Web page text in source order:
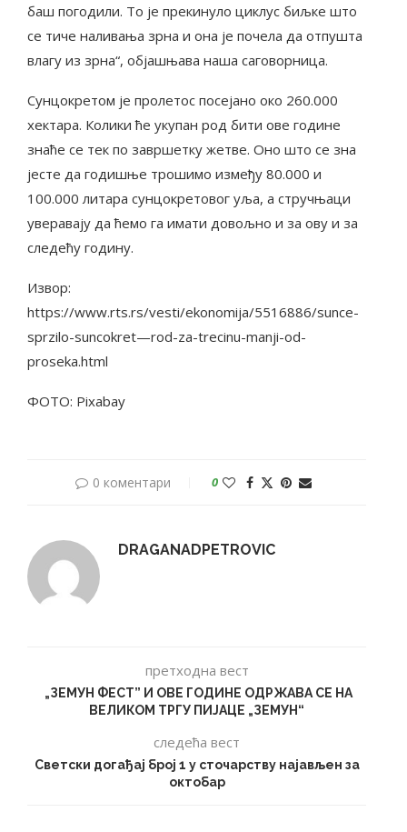
баш погодили. То је прекинуло циклус биљке што
се тиче наливања зрна и она је почела да отпушта
влагу из зрна“, објашњава наша саговорница.
Сунцокретом је пролетос посејано око 260.000
хектара. Колики ће укупан род бити ове године
знаће се тек по завршетку жетве. Оно што се зна
јесте да годишње трошимо између 80.000 и
100.000 литара сунцокретовог уља, а стручњаци
уверавају да ћемо га имати довољно и за ову и за
следећу годину.
Извор:
https://www.rts.rs/vesti/ekonomija/5516886/sunce-
sprzilo-suncokret—rod-za-trecinu-manji-od-
proseka.html
ФОТО: Pixabay
0 коментари 0
DRAGANADPETROVIC
претходна вест
„ЗЕМУН ФЕСТ” И ОВЕ ГОДИНЕ ОДРЖАВА СЕ НА
ВЕЛИКОМ ТРГУ ПИЈАЦЕ „ЗЕМУН“
следећа вест
Светски догађај број 1 у сточарству најављен за
октобар